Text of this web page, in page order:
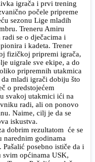
igrača i prvi trening
počele pripreme
sezonu Lige mladih
Treneru Amiru
se o dječacima i
i kadeta. Trener
fizičkoj pripremi igrača,
uigrale sve ekipe, a do
pripremnih utakmica
mladi igrači dobiju što
o predstojećem
svakoj utakmici ići na
radi, ali on ponovo
Naime, cilj je da se
iskustva.
dobrim rezultatom će se
godinama
posebno ističe da i
svim općinama USK,